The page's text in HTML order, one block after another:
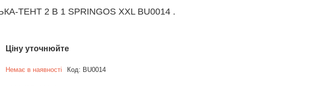
ТЕНТ 2 В 1 SPRINGOS XXL BU0014 .
Ціну уточнюйте
Немає в наявності Код: BU0014